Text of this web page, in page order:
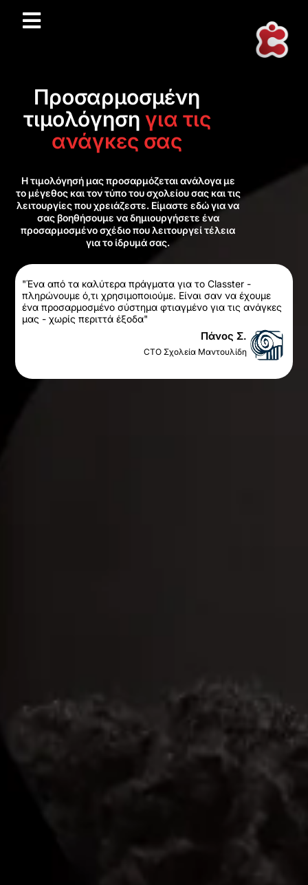
Προσαρμοσμένη
τιμολόγηση για τις
ανάγκες σας
Η τιμολόγησή μας προσαρμόζεται ανάλογα με
το μέγεθος και τον τύπο του σχολείου σας και τις
λειτουργίες που χρειάζεστε. Είμαστε εδώ για να
σας βοηθήσουμε να δημιουργήσετε ένα
προσαρμοσμένο σχέδιο που λειτουργεί τέλεια
για το ίδρυμά σας.
"Ένα από τα καλύτερα πράγματα για το Classter -
πληρώνουμε ό,τι χρησιμοποιούμε. Είναι σαν να έχουμε
ένα προσαρμοσμένο σύστημα φτιαγμένο για τις ανάγκες
μας - χωρίς περιττά έξοδα"
Πάνος Σ.
CTO Σχολεία Μαντουλίδη